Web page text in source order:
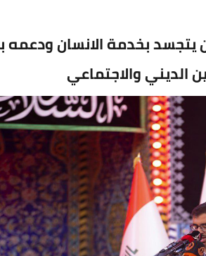
بخدمة الانسان ودعمه
الديني والاجتماعي